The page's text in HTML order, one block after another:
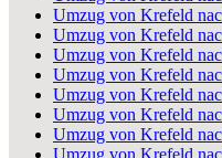
Umzug von Krefeld
Umzug von Krefeld
Umzug von Krefeld
Umzug von Krefeld
Umzug von Krefeld
Umzug von Krefeld
Umzug von Krefeld
Umzug von Krefeld